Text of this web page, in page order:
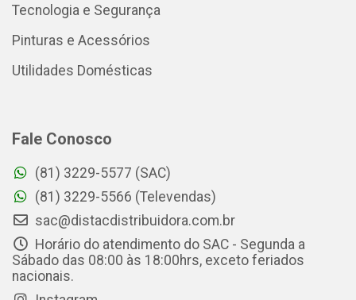
Tecnologia e Segurança
Pinturas e Acessórios
Utilidades Domésticas
Fale Conosco
(81) 3229-5577 (SAC)
(81) 3229-5566 (Televendas)
sac@distacdistribuidora.com.br
Horário do atendimento do SAC - Segunda a
Sábado das 08:00 às 18:00hrs, exceto feriados
nacionais.